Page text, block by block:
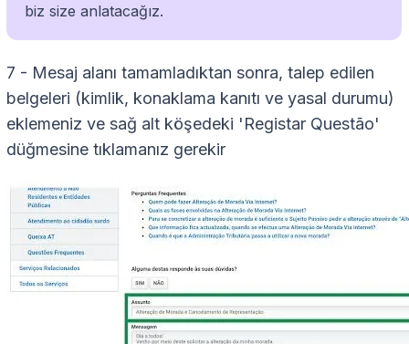
biz size anlatacağız.
7 - Mesaj alanı tamamladıktan sonra, talep edilen
belgeleri (kimlik, konaklama kanıtı ve yasal durumu)
eklemeniz ve sağ alt köşedeki 'Registar Questão'
düğmesine tıklamanız gerekir